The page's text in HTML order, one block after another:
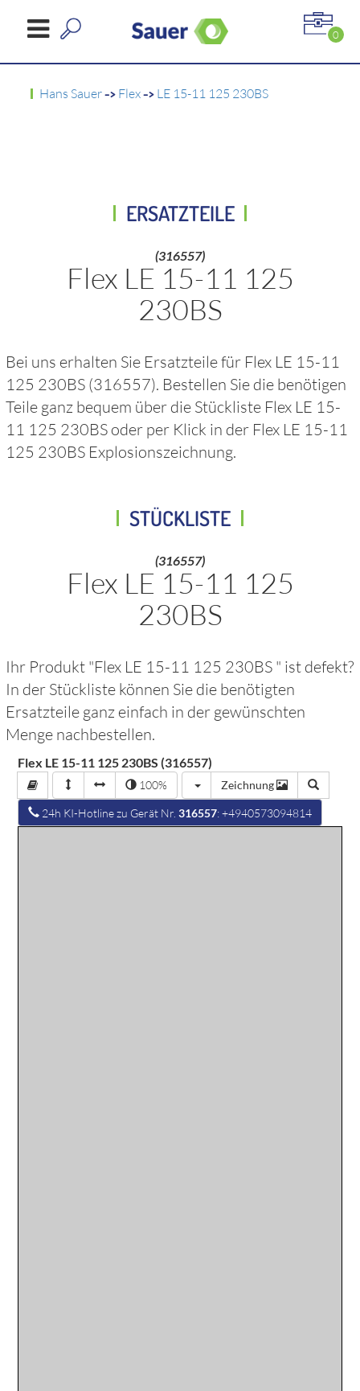
0
Hans Sauer-> Flex-> LE 15-11 125 230BS
ERSATZTEILE
(316557)
Flex LE 15-11 125
230BS
Bei uns erhalten Sie Ersatzteile für Flex LE 15-11
125 230BS (316557). Bestellen Sie die benötigen
Teile ganz bequem über die Stückliste Flex LE 15-
11 125 230BS oder per Klick in der Flex LE 15-11
125 230BS Explosionszeichnung.
STÜCKLISTE
(316557)
Flex LE 15-11 125
230BS
Ihr Produkt "Flex LE 15-11 125 230BS " ist defekt?
In der Stückliste können Sie die benötigten
Ersatzteile ganz einfach in der gewünschten
Menge nachbestellen.
Flex LE 15-11 125 230BS (316557)
100% Zeichnung
24h KI-Hotline zu Gerät Nr.316557: +4940573094814